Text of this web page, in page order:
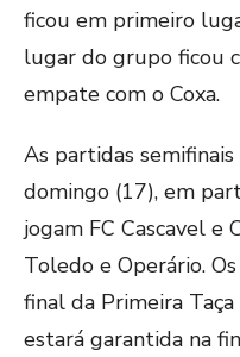
ficou em primeiro
lugar do grupo ficou
empate com o Coxa.
As partidas
domingo (17), em
jogam FC Cascavel e
Toledo e Operário.
final da Primeira
estará garantida na